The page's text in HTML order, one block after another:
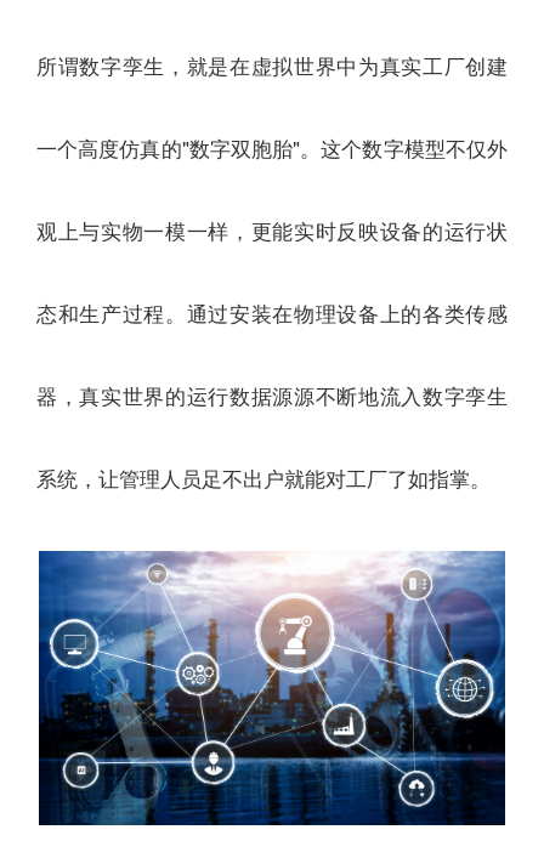
所谓数字孪生，就是在虚拟世界中为真实工厂创建
一个高度仿真的"数字双胞胎"。这个数字模型不仅外
观上与实物一模一样，更能实时反映设备的运行状
态和生产过程。通过安装在物理设备上的各类传感
器，真实世界的运行数据源源不断地流入数字孪生
系统，让管理人员足不出户就能对工厂了如指掌。